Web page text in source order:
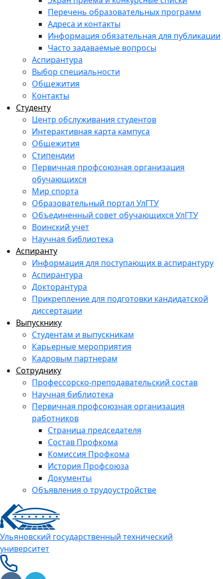
Перечень образовательных программ
Адреса и контакты
Информация обязательная для публикации
Часто задаваемые вопросы
Аспирантура
Выбор специальности
Общежития
Контакты
Студенту
Центр обслуживания студентов
Интерактивная карта кампуса
Общежития
Стипендии
Первичная профсоюзная организация
обучающихся
Мир спорта
Образовательный портал УлГТУ
Объединенный совет обучающихся УлГТУ
Воинский учет
Научная библиотека
Аспиранту
Информация для поступающих в аспирантуру
Аспирантура
Докторантура
Прикрепление для подготовки кандидатской
диссертации
Выпускнику
Студентам и выпускникам
Карьерные мероприятия
Кадровым партнерам
Сотруднику
Профессорско-преподавательский состав
Научная библиотека
Первичная профсоюзная организация
работников
Страница председателя
Состав Профкома
Комиссия Профкома
История Профсоюза
Документы
Объявления о трудоустройстве
Ульяновский государственный технический
университет